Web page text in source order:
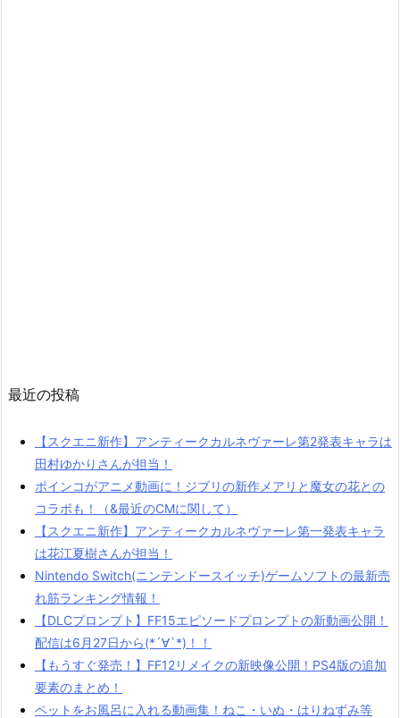
最近の投稿
【スクエニ新作】アンティークカルネヴァーレ第2発表キャラは
田村ゆかりさんが担当！
ポインコがアニメ動画に！ジブリの新作メアリと魔女の花との
コラボも！（&最近のCMに関して）
【スクエニ新作】アンティークカルネヴァーレ第一発表キャラ
は花江夏樹さんが担当！
Nintendo Switch(ニンテンドースイッチ)ゲームソフトの最新売
れ筋ランキング情報！
【DLCプロンプト】FF15エピソードプロンプトの新動画公開！
配信は6月27日から(*´∀`*)！！
【もうすぐ発売！】FF12リメイクの新映像公開！PS4版の追加
要素のまとめ！
ペットをお風呂に入れる動画集！ねこ・いぬ・はりねずみ等